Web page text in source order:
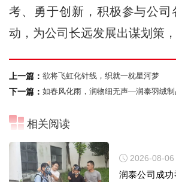
考、勇于创新，积极参与公司
动，为公司长远发展出谋划策
上一篇： 欲将飞虹化针线，织就一枕星河梦
下一篇： 如春风化雨，润物细无声—润泰羽绒制
相关阅读
2026-08-06
润泰公司成功